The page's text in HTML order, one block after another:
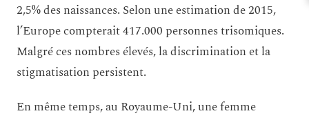
2,5% des naissances. Selon une estimation de 2015,
l’Europe compterait 417.000 personnes trisomiques.
Malgré ces nombres élevés, la discrimination et la
stigmatisation persistent.
En même temps, au Royaume-Uni, une femme